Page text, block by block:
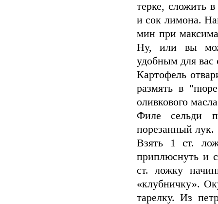
терке, сложить
и сок лимона.
мин при
Ну, или вы
удобным для вас
Картофель
размять в
оливкового
Филе сельди
порезанный лук.
Взять 1 ст.
приплюснуть и
ст. ложку
«клубничку».
тарелку. Из